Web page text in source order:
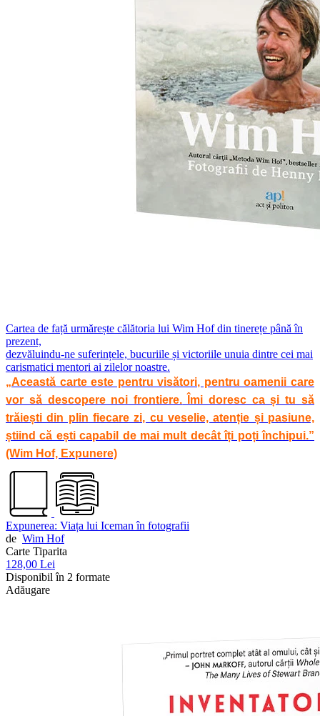
Cartea de față urmărește călătoria lui Wim Hof din tinerețe până în
prezent,
dezvăluindu-ne suferințele, bucuriile și victoriile unuia dintre cei mai
carismatici mentori ai zilelor noastre.
„Această carte este pentru visători, pentru oamenii care
vor să descopere noi frontiere.
Îmi doresc ca și tu să
trăiești din plin fiecare zi, cu veselie, atenție și pasiune,
știind că ești capabil de mai mult decât îți poți închipui.”
(Wim Hof, Expunere)
Expunerea: Viața lui Iceman în fotografii
de Wim Hof
Carte Tiparita
128,00 Lei
Disponibil în 2 formate
Adăugare